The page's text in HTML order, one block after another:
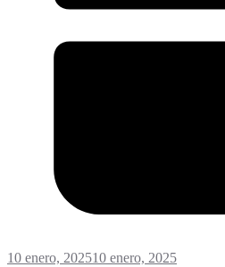
10 enero, 202510 enero, 2025